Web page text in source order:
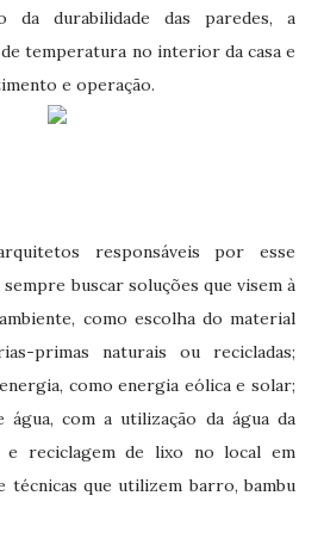
da durabilidade das paredes, a
temperatura no interior da casa e
e operação.
responsáveis por esse
buscar soluções que visem à
como escolha do material
primas naturais ou recicladas;
como energia eólica e solar;
água, com a utilização da água da
e reciclagem de lixo no local em
técnicas que utilizem barro, bambu